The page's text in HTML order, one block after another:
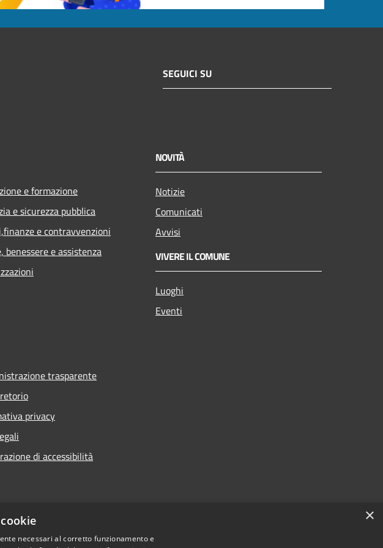
SEGUICI SU
e formazione
e sicurezza pubblica
e contravvenzioni
benessere e assistenza
NOVITÀ
Notizie
Comunicati
Avvisi
VIVERE IL COMUNE
Luoghi
Eventi
trasparente
privacy
di accessibilità
×
necessari al corretto funzionamento e